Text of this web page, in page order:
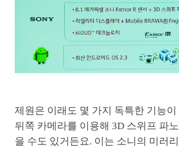
제원은 이래도 몇 가지 독특한 기능
뒤쪽 카메라를 이용해 3D 스위프 파
을 수도 있거든요. 이는 소니의 미러